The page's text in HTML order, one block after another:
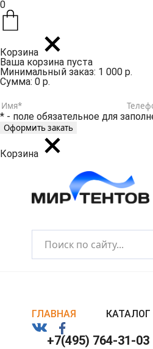
0
Корзина
Ваша корзина пуста
Минимальный заказ: 1 000 р.
Сумма: 0 р.
* - поле обязательное для
Корзина
ГЛАВНАЯ КАТАЛОГ
+7(495) 764-31-03